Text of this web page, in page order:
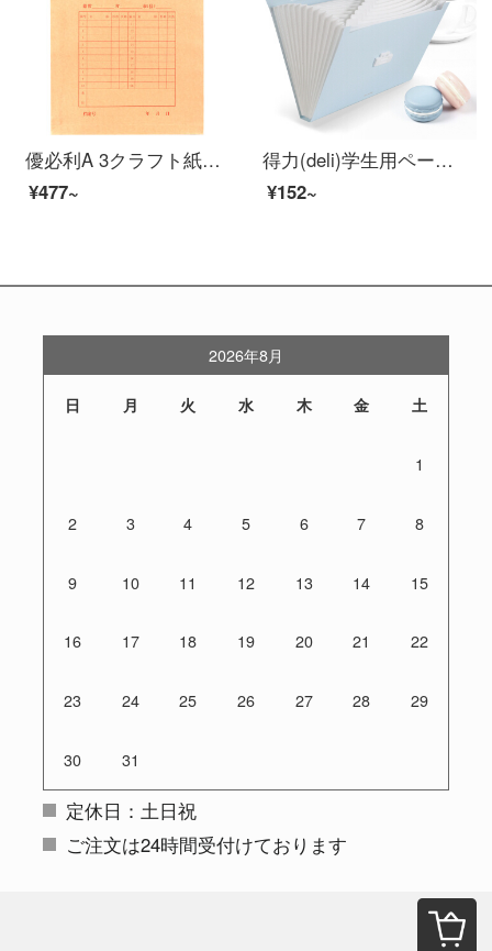
優必利A 3クラフト紙の袋の赤い字の厚い書類の資料の袋の25は4 cm底の幅だけを詰めます。
¥477~
得力(deli)学生用ペーパーバックフォルダ多層オルガンバッグA 4収納袋文具オーディ用品裸色制御【A 4-13格】水色
¥152~
2026年8月
日 月 火 水 木 金 土
1
2 3 4 5 6 7 8
9 10 11 12 13 14 15
16 17 18 19 20 21 22
23 24 25 26 27 28 29
30 31
定休日：土日祝
ご注文は24時間受付けております